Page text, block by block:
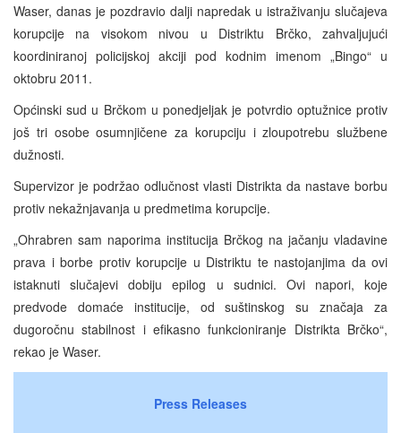
Waser, danas je pozdravio dalji napredak u istraživanju slučajeva
korupcije na visokom nivou u Distriktu Brčko, zahvaljujući
koordiniranoj policijskoj akciji pod kodnim imenom „Bingo“ u
oktobru 2011.
Općinski sud u Brčkom u ponedjeljak je potvrdio optužnice protiv
još tri osobe osumnjičene za korupciju i zloupotrebu službene
dužnosti.
Supervizor je podržao odlučnost vlasti Distrikta da nastave borbu
protiv nekažnjavanja u predmetima korupcije.
„Ohrabren sam naporima institucija Brčkog na jačanju vladavine
prava i borbe protiv korupcije u Distriktu te nastojanjima da ovi
istaknuti slučajevi dobiju epilog u sudnici. Ovi napori, koje
predvode domaće institucije, od suštinskog su značaja za
dugoročnu stabilnost i efikasno funkcioniranje Distrikta Brčko“,
rekao je Waser.
Press Releases